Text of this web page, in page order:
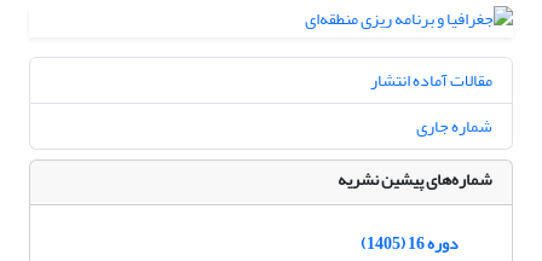
مقالات آماده انتشار
شماره جاری
شماره‌های پیشین نشریه
دوره 16 (1405)